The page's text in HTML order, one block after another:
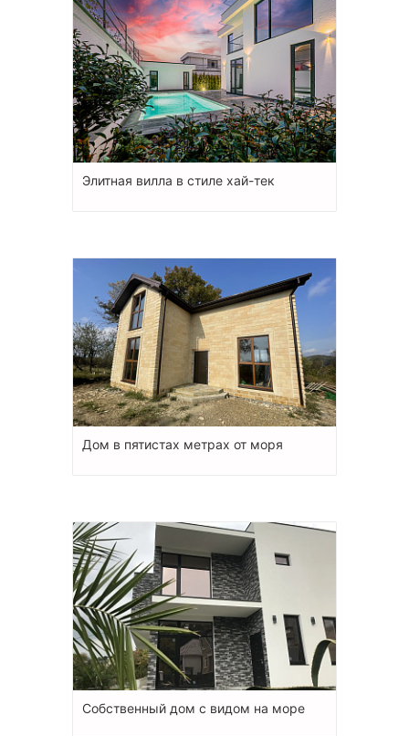
Элитная вилла в стиле хай-тек
Дом в пятистах метрах от моря
Собственный дом с видом на море